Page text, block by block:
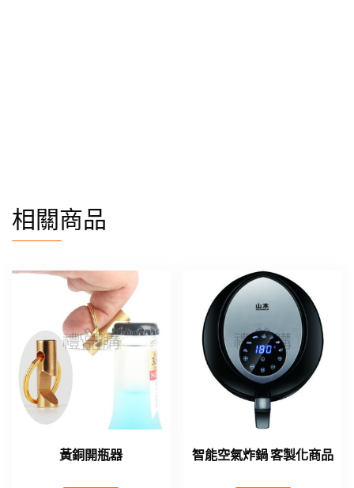
相關商品
黃銅開瓶器 智能空氣炸鍋 客製化商品